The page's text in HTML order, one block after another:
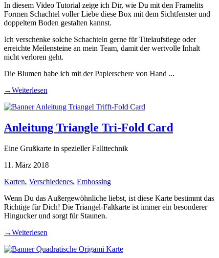
In diesem Video Tutorial zeige ich Dir, wie Du mit den Framelits
Formen Schachtel voller Liebe diese Box mit dem Sichtfenster und
doppeltem Boden gestalten kannst.
Ich verschenke solche Schachteln gerne für Titelaufstiege oder
erreichte Meilensteine an mein Team, damit der wertvolle Inhalt
nicht verloren geht.
Die Blumen habe ich mit der Papierschere von Hand ...
→Weiterlesen
Anleitung Triangle Tri-Fold Card
Eine Grußkarte in spezieller Fallttechnik
11. März 2018
Karten, Verschiedenes, Embossing
Wenn Du das Außergewöhnliche liebst, ist diese Karte bestimmt das
Richtige für Dich! Die Triangel-Faltkarte ist immer ein besonderer
Hingucker und sorgt für Staunen.
→Weiterlesen